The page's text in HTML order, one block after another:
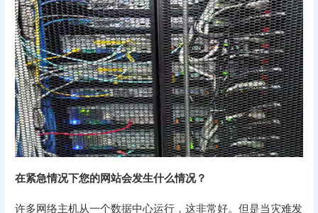
在紧急情况下您的网站会发生什么情况？
许多网络主机从一个数据中心运行，这非常好。但是当灾难发